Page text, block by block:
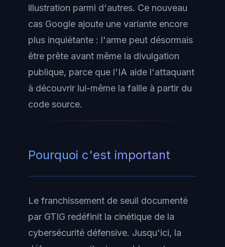
illustration parmi d'autres. Ce nouveau
cas Google ajoute une variante encore
plus inquiétante : l'arme peut désormais
être prête avant même la divulgation
publique, parce que l'IA aide l'attaquant
à découvrir lui-même la faille à partir du
code source.
Pourquoi c'est important
Le franchissement de seuil documenté
par GTIG redéfinit la cinétique de la
cybersécurité défensive. Jusqu'ici, la